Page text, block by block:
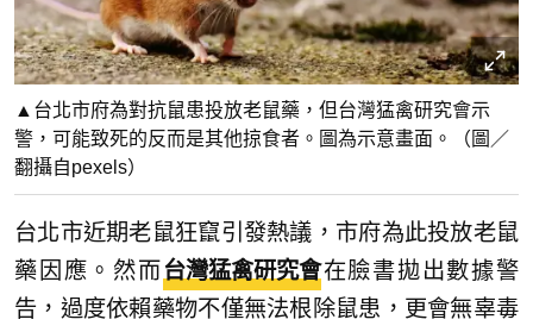
▲台北市府為對抗鼠患投放老鼠藥，但台灣猛禽研究會示
警，可能致死的反而是其他掠食者。圖為示意畫面。（圖／
翻攝自pexels）
台北市近期老鼠狂竄引發熱議，市府為此投放老鼠
藥因應。然而台灣猛禽研究會在臉書拋出數據警
告，過度依賴藥物不僅無法根除鼠患，更會無辜毒